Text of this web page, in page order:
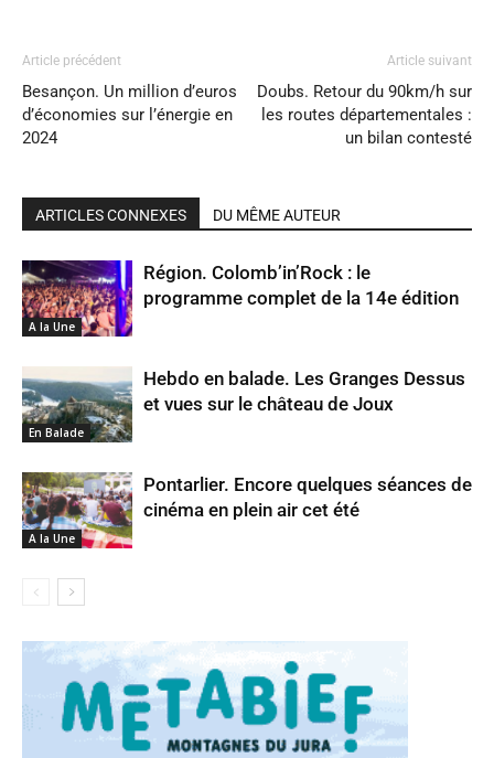
Article précédent
Besançon. Un million d’euros
d’économies sur l’énergie en
2024
Article suivant
Doubs. Retour du 90km/h sur
les routes départementales :
un bilan contesté
ARTICLES CONNEXES DU MÊME AUTEUR
A la Une
Région. Colomb’in’Rock : le
programme complet de la 14e édition
En Balade
Hebdo en balade. Les Granges Dessus
et vues sur le château de Joux
A la Une
Pontarlier. Encore quelques séances de
cinéma en plein air cet été